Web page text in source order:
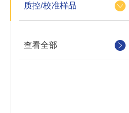
质控/校准样品
查看全部